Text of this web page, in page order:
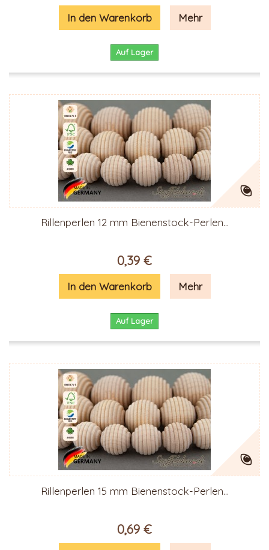
In den Warenkorb Mehr
Auf Lager
Rillenperlen 12 mm Bienenstock-Perlen...
0,39 €
In den Warenkorb Mehr
Auf Lager
Rillenperlen 15 mm Bienenstock-Perlen...
0,69 €